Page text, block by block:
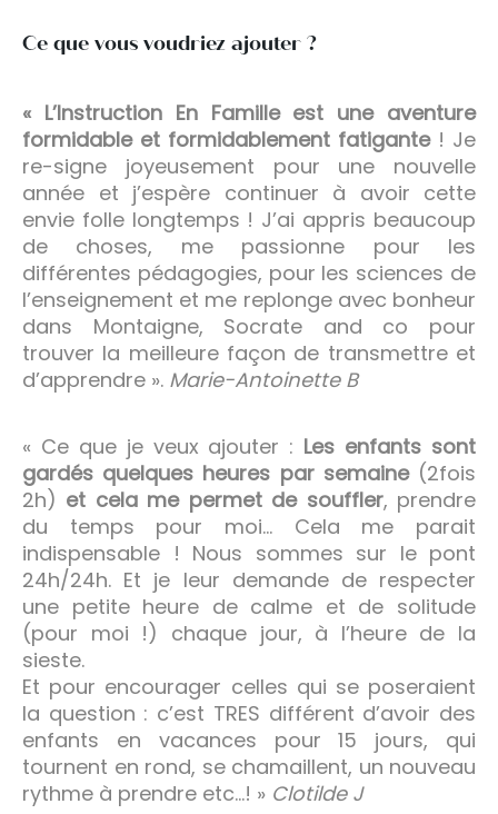
Ce que vous voudriez ajouter ?
« L’Instruction En Famille est une aventure
formidable et formidablement fatigante! Je
re-signe joyeusement pour une nouvelle
année et j’espère continuer à avoir cette
envie folle longtemps ! J’ai appris beaucoup
de choses, me passionne pour les
différentes pédagogies, pour les sciences de
l’enseignement et me replonge avec bonheur
dans Montaigne, Socrate and co pour
trouver la meilleure façon de transmettre et
d’apprendre ». Marie-Antoinette B
« Ce que je veux ajouter : Les enfants sont
gardés quelques heures par semaine(2fois
2h) et cela me permet de souffler, prendre
du temps pour moi… Cela me parait
indispensable ! Nous sommes sur le pont
24h/24h. Et je leur demande de respecter
une petite heure de calme et de solitude
(pour moi !) chaque jour, à l’heure de la
sieste.
Et pour encourager celles qui se poseraient
la question : c’est TRES différent d’avoir des
enfants en vacances pour 15 jours, qui
tournent en rond, se chamaillent, un nouveau
rythme à prendre etc…! » Clotilde J